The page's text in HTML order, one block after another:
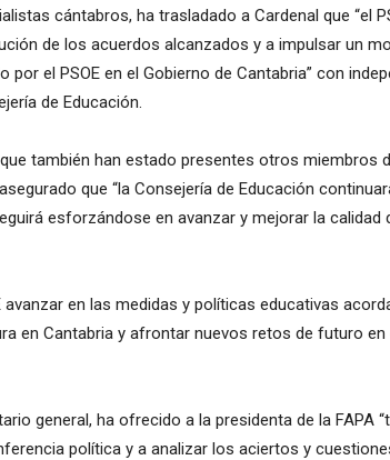
cántabros, ha trasladado a Cardenal que “el
de los acuerdos alcanzados y a impulsar un
por el PSOE en el Gobierno de Cantabria” con
de Educación.
también han estado presentes otros miembros
que “la Consejería de Educación
esforzándose en avanzar y mejorar la calidad
avanzar en las medidas y políticas educativas
en Cantabria y afrontar nuevos retos de futuro
general, ha ofrecido a la presidenta de la FAPA
política y a analizar los aciertos y